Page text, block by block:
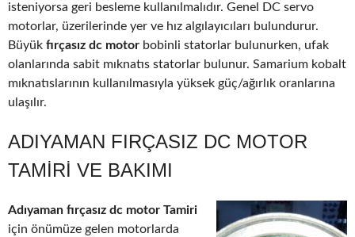
isteniyorsa geri besleme kullanılmalıdır. Genel DC servo
motorlar, üzerilerinde yer ve hız algılayıcıları bulundurur.
Büyük fırçasız dc motor bobinli statorlar bulunurken, ufak
olanlarında sabit mıknatıs statorlar bulunur. Samarium kobalt
mıknatıslarının kullanılmasıyla yüksek güç/ağırlık oranlarına
ulaşılır.
ADIYAMAN FIRÇASIZ DC MOTOR
TAMIRI VE BAKIMI
Adıyaman fırçasız dc motor Tamiri
için önümüze gelen motorlarda